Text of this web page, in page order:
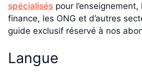
spécialisés pour l’enseignement,
finance, les ONG et d’autres
guide exclusif réservé à nos
Langue